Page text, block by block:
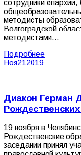
сотрудники епархии,
методисты
Волгоградской
методистами…
Подробнее
Ноя212019
Диакон Герман
19 ноября в
Рождественские
заседании принял